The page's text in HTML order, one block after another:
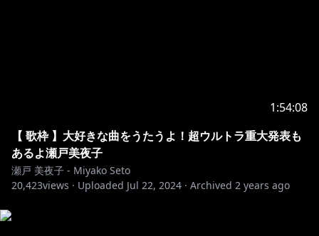
1:54:08
【 歌枠 】大好きな曲をうたうよ！超ウルトラ重大発表も
あるよ瀬戸美夜子
瀬戸 美夜子 - Miyako Seto
20,423views · Uploaded Jul 22, 2024 · Archived 2 years ago